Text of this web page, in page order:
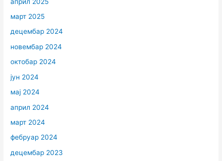
март 2025
децембар 2024
новембар 2024
октобар 2024
јун 2024
мај 2024
април 2024
март 2024
фебруар 2024
децембар 2023